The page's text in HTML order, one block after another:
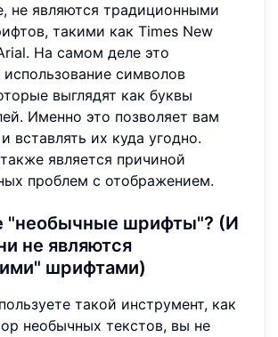
не являются традиционными
такими как Times New
На самом деле это
символов
выглядят как буквы
Именно это позволяет вам
вставлять их куда угодно.
является причиной
проблем с отображением.
"необычные шрифты"? (И
не являются
шрифтами)
такой инструмент, как
необычных текстов, вы не